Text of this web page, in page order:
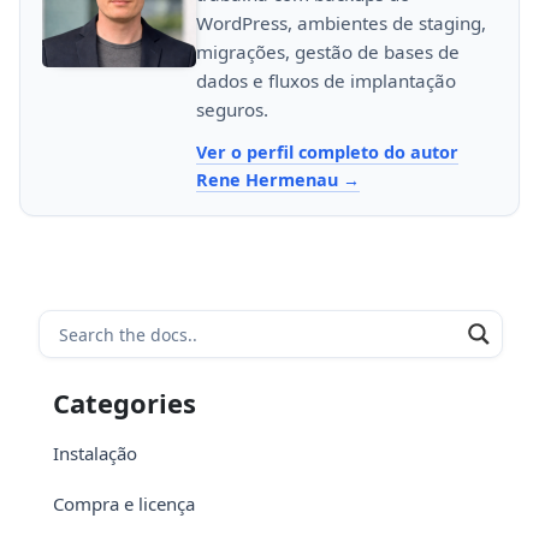
WordPress, ambientes de staging,
migrações, gestão de bases de
dados e fluxos de implantação
seguros.
Ver o perfil completo do autor
Rene Hermenau
Categories
Instalação
Compra e licença